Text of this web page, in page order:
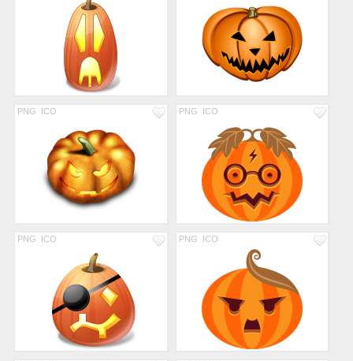
PNG ICO PNG ICO
PNG ICO PNG ICO